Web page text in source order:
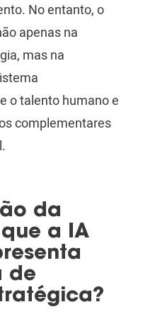
No entanto, o
apenas na
mas na
o talento humano e
complementares
da
a IA
de